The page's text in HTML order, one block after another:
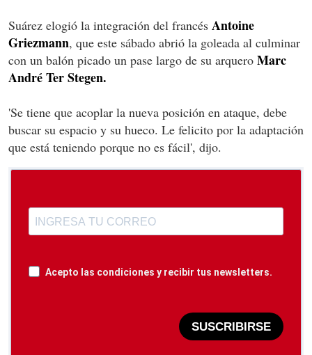
Suárez elogió la integración del francés Antoine
Griezmann, que este sábado abrió la goleada al culminar
con un balón picado un pase largo de su arquero Marc
André Ter Stegen.
'Se tiene que acoplar la nueva posición en ataque, debe
buscar su espacio y su hueco. Le felicito por la adaptación
que está teniendo porque no es fácil', dijo.
Acepto las condiciones y recibir tus newsletters.
SUSCRIBIRSE